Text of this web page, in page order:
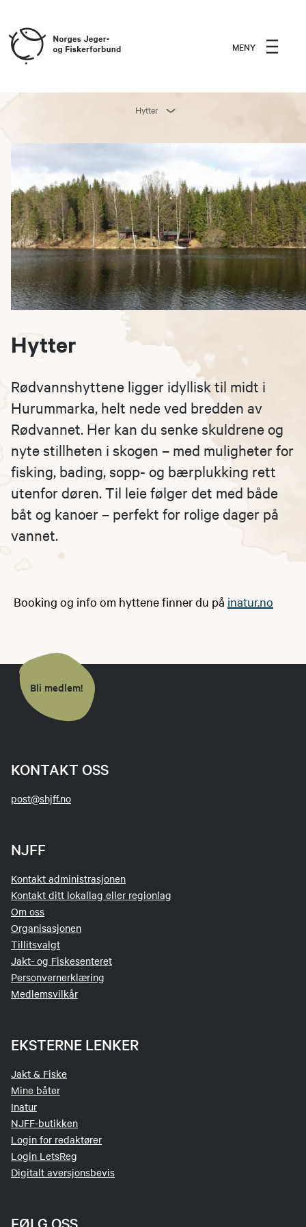
MENY
Hytter
Hytter
Rødvannshyttene ligger idyllisk til midt i
Hurummarka, helt nede ved bredden av
Rødvannet. Her kan du senke skuldrene og
nyte stillheten i skogen – med muligheter for
fisking, bading, sopp- og bærplukking rett
utenfor døren. Til leie følger det med både
båt og kanoer – perfekt for rolige dager på
vannet.
Booking og info om hyttene finner du på inatur.no
Bli medlem!
KONTAKT OSS
post@shjff.no
NJFF
Kontakt administrasjonen
Kontakt ditt lokallag eller regionlag
Om oss
Organisasjonen
Tillitsvalgt
Jakt- og Fiskesenteret
Personvernerklæring
Medlemsvilkår
EKSTERNE LENKER
Jakt & Fiske
Mine båter
Inatur
NJFF-butikken
Login for redaktører
Login LetsReg
Digitalt aversjonsbevis
FØLG OSS